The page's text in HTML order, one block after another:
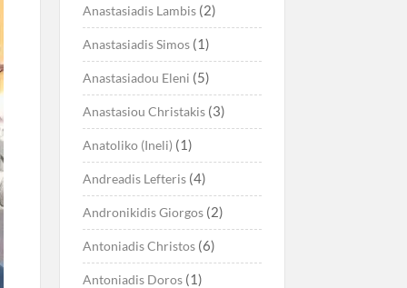
Anastasiadis Lambis(2)
Anastasiadis Simos(1)
Anastasiadou Eleni (5)
Anastasiou Christakis(3)
Anatoliko (Ineli) (1)
Andreadis Lefteris(4)
Andronikidis Giorgos(2)
Antoniadis Christos(6)
Antoniadis Doros(1)